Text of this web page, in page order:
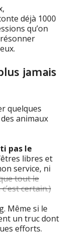
déjà 1000
qu’on
jamais
quelques
animaux
pas le
libres et
service, ni
tout le
certain.)
Même si le
un truc dont
efforts.